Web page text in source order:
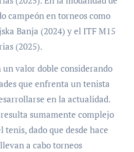
campeón en torneos como
Banja (2024) y el ITF M15
(2025).
valor doble considerando
que enfrenta un tenista
en la actualidad.
sumamente complejo
tenis, dado que desde hace
a cabo torneos